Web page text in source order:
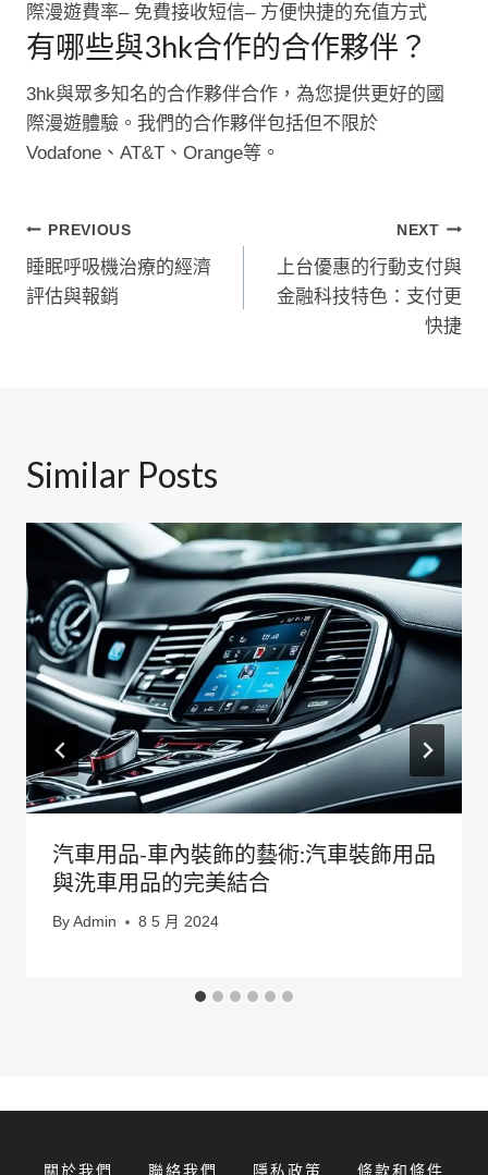
際漫遊費率– 免費接收短信– 方便快捷的充值方式
有哪些與3hk合作的合作夥伴？
3hk與眾多知名的合作夥伴合作，為您提供更好的國
際漫遊體驗。我們的合作夥伴包括但不限於
Vodafone、AT&T、Orange等。
文
章
PREVIOUS
睡眠呼吸機治療的經濟
評估與報銷
NEXT
上台優惠的行動支付與
金融科技特色：支付更
快捷
Similar Posts
汽車用品-車內裝飾的藝術:汽車裝飾用品
與洗車用品的完美結合
By Admin 8 5 月 2024
關於我們 聯絡我們 隱私政策 條款和條件